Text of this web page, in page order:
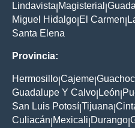
Lindavista Magisterial
Miguel Hidalgo El Carmen
Santa Elena
Provincia:
Hermosillo Cajeme
Guadalupe Y Calvo León
San Luis Potosí Tijuana
Culiacán Mexicali Durango